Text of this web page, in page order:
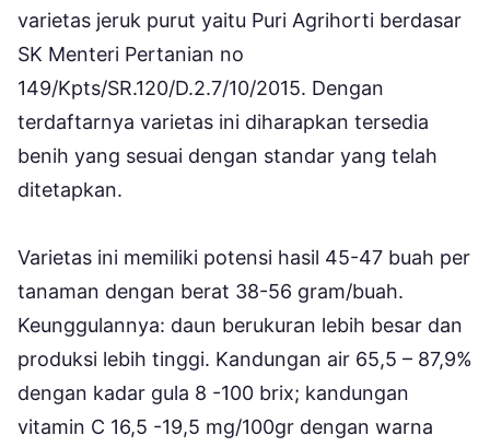
varietas jeruk purut yaitu Puri Agrihorti berdasar
SK Menteri Pertanian no
149/Kpts/SR.120/D.2.7/10/2015. Dengan
terdaftarnya varietas ini diharapkan tersedia
benih yang sesuai dengan standar yang telah
ditetapkan.
Varietas ini memiliki potensi hasil 45-47 buah per
tanaman dengan berat 38-56 gram/buah.
Keunggulannya: daun berukuran lebih besar dan
produksi lebih tinggi. Kandungan air 65,5 – 87,9%
dengan kadar gula 8 -100 brix; kandungan
vitamin C 16,5 -19,5 mg/100gr dengan warna